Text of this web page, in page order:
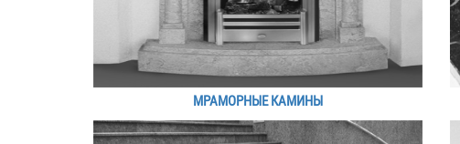
МРАМОРНЫЕ КАМИНЫ